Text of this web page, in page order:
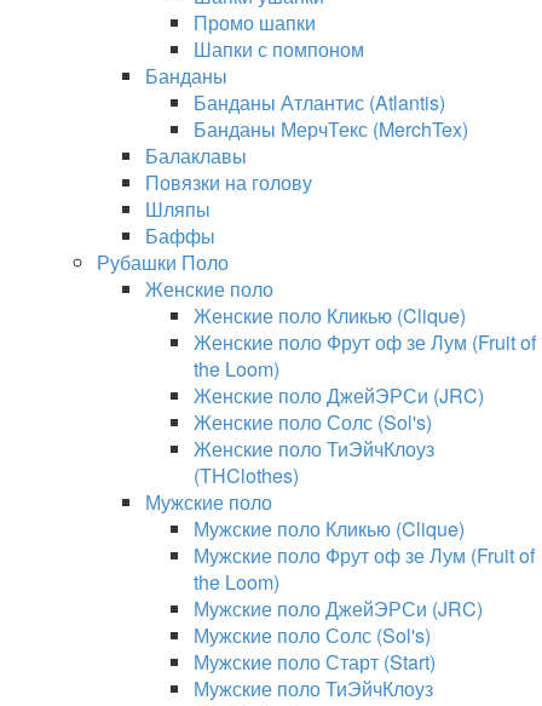
Промо шапки
Шапки с помпоном
Банданы
Банданы Атлантис (Atlantis)
Банданы МерчТекс (MerchTex)
Балаклавы
Повязки на голову
Шляпы
Баффы
Рубашки Поло
Женские поло
Женские поло Кликью (Clique)
Женские поло Фрут оф зе Лум (Fruit of
the Loom)
Женские поло ДжейЭРСи (JRC)
Женские поло Солс (Sol's)
Женские поло ТиЭйчКлоуз
(THClothes)
Мужские поло
Мужские поло Кликью (Clique)
Мужские поло Фрут оф зе Лум (Fruit of
the Loom)
Мужские поло ДжейЭРСи (JRC)
Мужские поло Солс (Sol's)
Мужские поло Старт (Start)
Мужские поло ТиЭйчКлоуз